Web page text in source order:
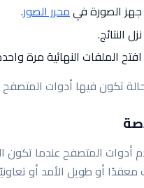
جهز الصورة فيمحرر الصور.
نزل النتائج.
افتح الملفات النهائية مرة
تكون فيها أدوات المتصفح
أدوات المتصفح عندما
أو طويل الأمد أو